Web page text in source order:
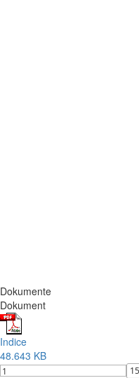
Dokumente
Dokument
Indice
48.643 KB